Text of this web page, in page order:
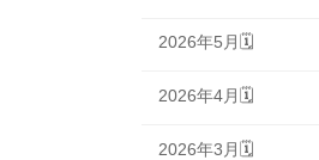
2026年5月🗓
2026年4月🗓
2026年3月🗓